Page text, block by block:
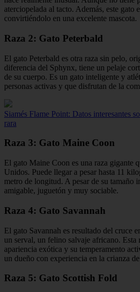
aterciopelada al tacto. Además, este gato
convirtiéndolo en una excelente mascota.
Raza 2: Gato Peterbald
El gato Peterbald es otra raza sin pelo,
diferencia del Sphynx, tiene un pelaje
de su cuerpo. Es un gato inteligente y
personas activas y que disfrutan de la
Siamés Flame Point: Datos interesantes
rara
Raza 3: Gato Maine Coon
El gato Maine Coon es una raza gigante
Unidos. Puede llegar a pesar hasta 11
metro de longitud. A pesar de su tamaño
amigable, juguetón y muy sociable.
Raza 4: Gato Savannah
El gato Savannah es resultado del cruce
un serval, un felino salvaje africano. Esta
apariencia exótica y su temperamento
un dueño con experiencia en la crianza
Raza 5: Gato Scottish Fold